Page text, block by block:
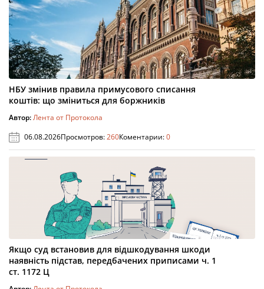
НБУ змінив правила примусового списання
коштів: що зміниться для боржників
Автор:Лента от Протокола
06.08.2026Просмотров:260Коментарии:0
Якщо суд встановив для відшкодування шкоди
наявність підстав, передбачених приписами ч. 1
ст. 1172 Ц